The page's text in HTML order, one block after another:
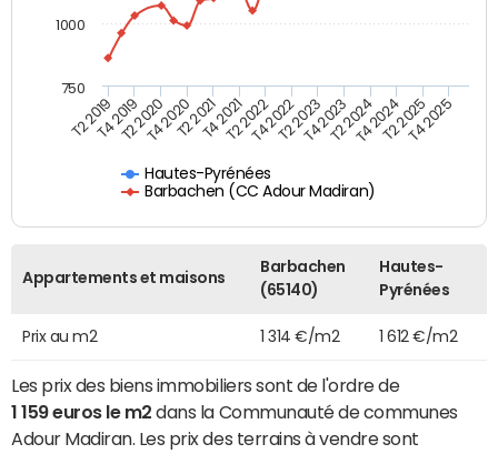
Hautes-Pyrénées
Barbachen (CC Adour Madiran)
T2 2019T4 2019T2 2020T4 2020T2 2021T4 2021T2 2022T4 2022T2 2023T4 2023T2 2024T4 2024T2 2025T4 2025
750
1000
Appartements et maisons
Barbachen
(65140)
Hautes-
Pyrénées
Prix au m2 1 314 €/m2 1 612 €/m2
Les prix des biens immobiliers sont de l'ordre de
1 159 euros le m2 dans la Communauté de communes
Adour Madiran. Les prix des terrains à vendre sont